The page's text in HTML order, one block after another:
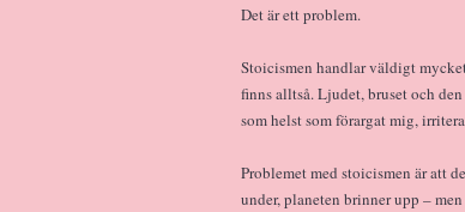
Det är ett problem.
Stoicismen handlar väldigt
finns alltså. Ljudet, bruset och
som helst som förargat mig,
Problemet med stoicismen är att
under, planeten brinner upp –